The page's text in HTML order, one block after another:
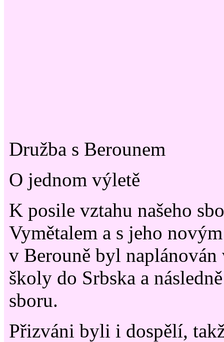
Družba s Berounem
O jednom výletě
K posile vztahu našeho
Vymětalem a s jeho
v Berouně byl
školy do Srbska a
sboru.
Přizváni byli i dospělí,